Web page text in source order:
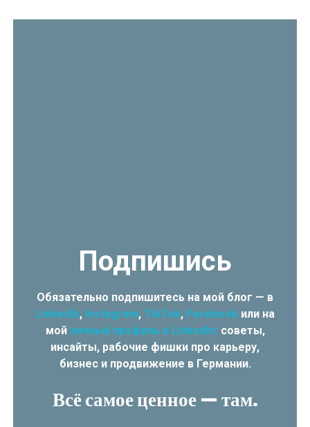
Подпишись
Обязательно подпишитесь на мой блог — в
LinkedIn, Instagram, TikTok, Facebookили на
мой личный профиль в LinkedIn: советы,
инсайты, рабочие фишки про карьеру,
бизнес и продвижение в Германии.
Всё самое ценное — там.